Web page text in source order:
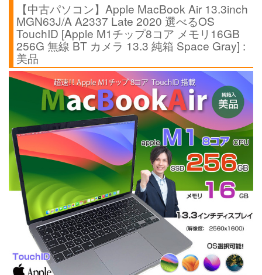
【中古パソコン】Apple MacBook Air 13.3inch
MGN63J/A A2337 Late 2020 選べるOS
TouchID [Apple M1チップ8コア メモリ16GB
256G 無線 BT カメラ 13.3 純箱 Space Gray] :
美品